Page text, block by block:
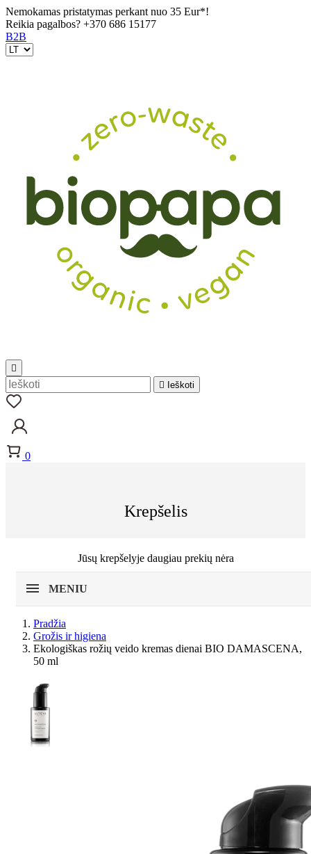
Nemokamas pristatymas perkant nuo 35 Eur*!
Reikia pagalbos? +370 686 15177
B2B


Ieškoti
0
Krepšelis
Jūsų krepšelyje daugiau prekių nėra
MENIU
Pradžia
Grožis ir higiena
Ekologiškas rožių veido kremas dienai BIO DAMASCENA,
50 ml